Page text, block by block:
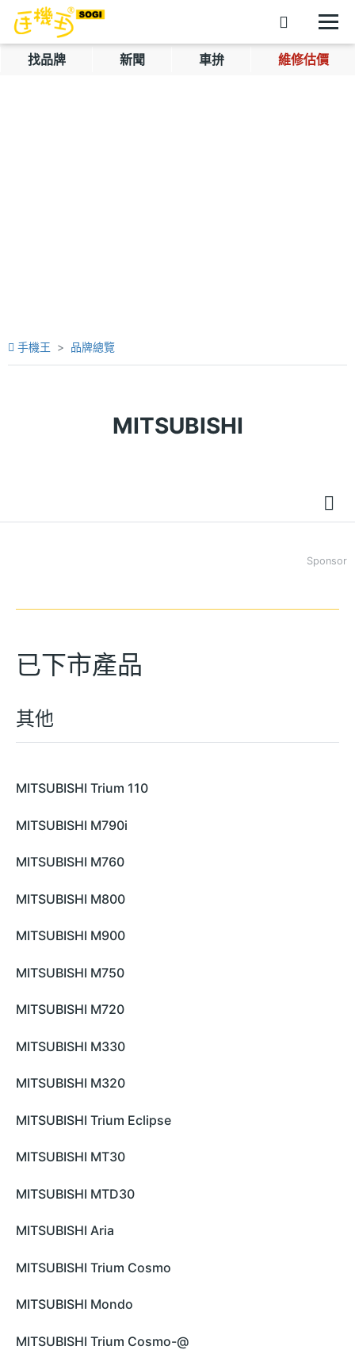
找品牌 新聞 車拚 維修估價
手機王 品牌總覽
MITSUBISHI
Sponsor
已下市產品
其他
MITSUBISHI Trium 110
MITSUBISHI M790i
MITSUBISHI M760
MITSUBISHI M800
MITSUBISHI M900
MITSUBISHI M750
MITSUBISHI M720
MITSUBISHI M330
MITSUBISHI M320
MITSUBISHI Trium Eclipse
MITSUBISHI MT30
MITSUBISHI MTD30
MITSUBISHI Aria
MITSUBISHI Trium Cosmo
MITSUBISHI Mondo
MITSUBISHI Trium Cosmo-@